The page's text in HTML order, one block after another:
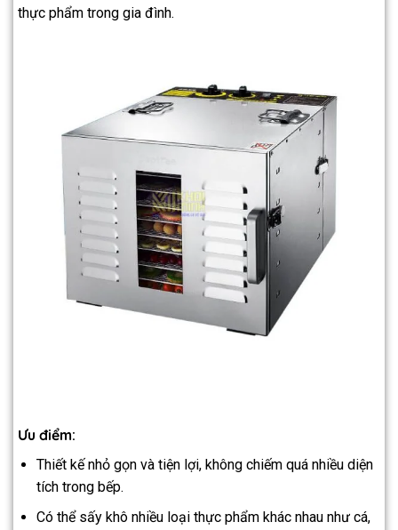
thực phẩm trong gia đình.
Ưu điểm:
Thiết kế nhỏ gọn và tiện lợi, không chiếm quá nhiều diện
tích trong bếp.
Có thể sấy khô nhiều loại thực phẩm khác nhau như cá,